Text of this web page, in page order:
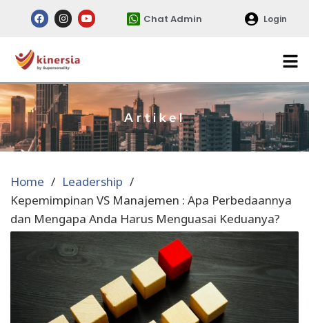
Chat Admin Login
Artikel
Home
Leadership
Kepemimpinan VS Manajemen : Apa Perbedaannya
dan Mengapa Anda Harus Menguasai Keduanya?